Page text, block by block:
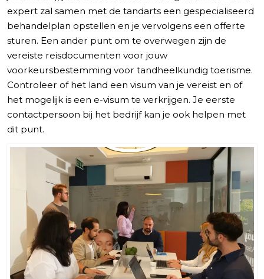
expert zal samen met de tandarts een gespecialiseerd
behandelplan opstellen en je vervolgens een offerte
sturen. Een ander punt om te overwegen zijn de
vereiste reisdocumenten voor jouw
voorkeursbestemming voor tandheelkundig toerisme.
Controleer of het land een visum van je vereist en of
het mogelijk is een e-visum te verkrijgen. Je eerste
contactpersoon bij het bedrijf kan je ook helpen met
dit punt.